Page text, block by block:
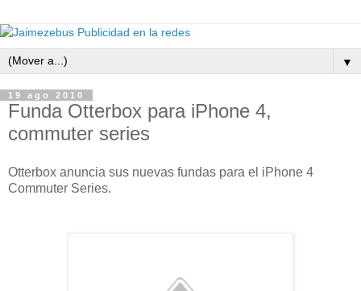
▼
19 ago 2010
Funda Otterbox para iPhone 4,
commuter series
Otterbox anuncia sus nuevas fundas para el iPhone 4
Commuter Series.